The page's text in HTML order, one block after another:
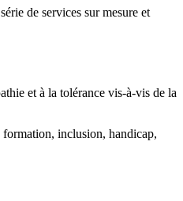
de services sur mesure et
et à la tolérance vis-à-vis de la
formation, inclusion, handicap,